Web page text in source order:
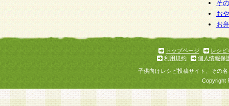
加・ 利用停止等を求められた場合には、ご本人
て確認できた場合に限り、法令に準拠して合理的
いただきます。なお、開示 請求等の請求先は個
ります。
1.会員とは、本規約等を承諾のうえ、当社所定の
了し、当社が承認した者、グループとします。な
が以下に該当する場合は会員登録をすることがで
そ
お
お
トップページ
レシピ
利用規約
個人情報保
子供向けレシピ投稿サイト、その
Copyright